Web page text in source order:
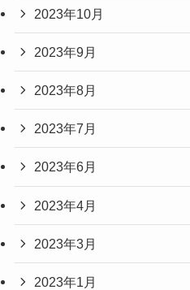
2023年10月
2023年9月
2023年8月
2023年7月
2023年6月
2023年4月
2023年3月
2023年1月